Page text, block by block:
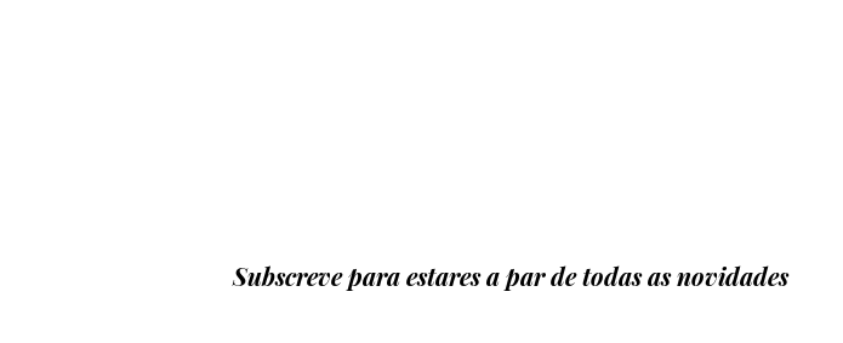
Subscreve para estares a par de todas as novidades